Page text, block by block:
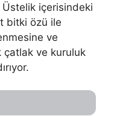
Üstelik içerisindeki
bitki özü ile
ve
çatlak ve kuruluk